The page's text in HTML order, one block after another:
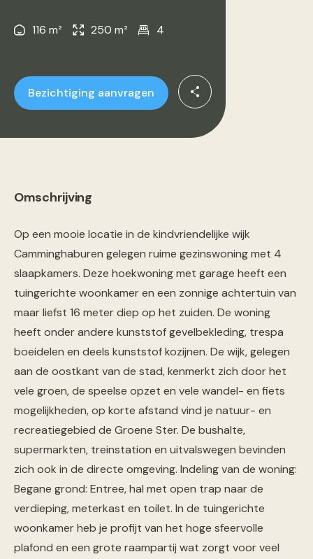
116 m² 250 m² 4
Bezichtiging aanvragen
Omschrijving
Op een mooie locatie in de kindvriendelijke wijk
Camminghaburen gelegen ruime gezinswoning met 4
slaapkamers. Deze hoekwoning met garage heeft een
tuingerichte woonkamer en een zonnige achtertuin van
maar liefst 16 meter diep op het zuiden. De woning
heeft onder andere kunststof gevelbekleding, trespa
boeidelen en deels kunststof kozijnen. De wijk, gelegen
aan de oostkant van de stad, kenmerkt zich door het
vele groen, de speelse opzet en vele wandel- en fiets
mogelijkheden, op korte afstand vind je natuur- en
recreatiegebied de Groene Ster. De bushalte,
supermarkten, treinstation en uitvalswegen bevinden
zich ook in de directe omgeving. Indeling van de woning:
Begane grond: Entree, hal met open trap naar de
verdieping, meterkast en toilet. In de tuingerichte
woonkamer heb je profijt van het hoge sfeervolle
plafond en een grote raampartij wat zorgt voor veel